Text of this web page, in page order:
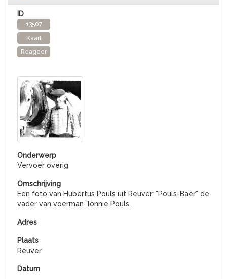
13507
Kaart
Reageer
Vervoer overig
Een foto van Hubertus Pouls uit Reuver, "Pouls-Baer" de
vader van voerman Tonnie Pouls.
Reuver